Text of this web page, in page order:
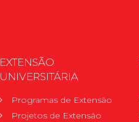
EXTENSÃO
UNIVERSITÁRIA
Programas de Extensão
Projetos de Extensão